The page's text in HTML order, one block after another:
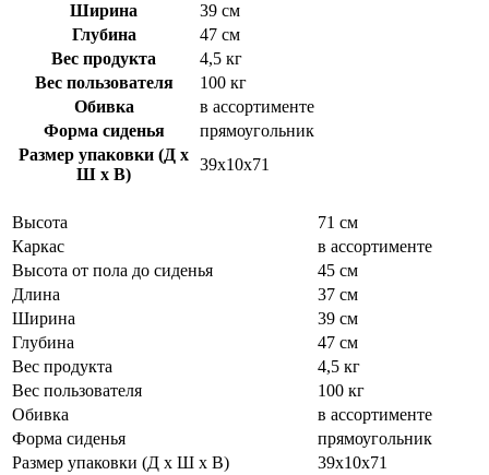
Ширина
39 см
Глубина
47 см
Вес продукта
4,5 кг
Вес пользователя
100 кг
Обивка
в ассортименте
Форма сиденья
прямоугольник
Размер упаковки (Д х
Ш х В)
39x10x71
Высота
71 см
Каркас
в ассортименте
Высота от пола до сиденья
45 см
Длина
37 см
Ширина
39 см
Глубина
47 см
Вес продукта
4,5 кг
Вес пользователя
100 кг
Обивка
в ассортименте
Форма сиденья
прямоугольник
Размер упаковки (Д х Ш х В)
39x10x71